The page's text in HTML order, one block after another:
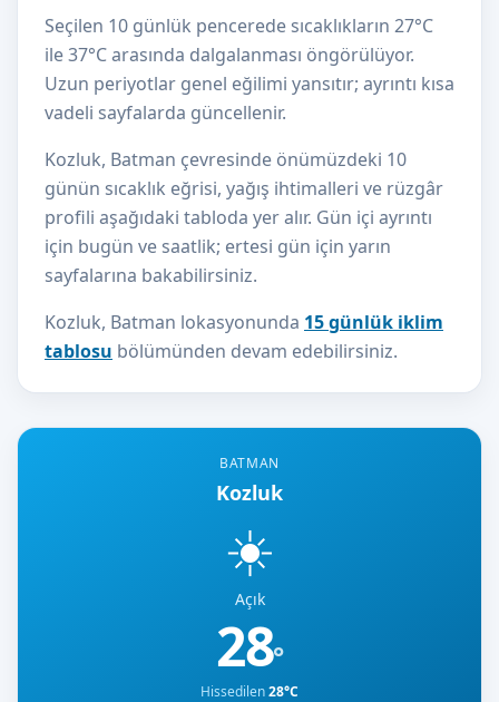
BATMAN
Kozluk
☀️
Açık
28°
Hissedilen28°C
Seçilen 10 günlük pencerede sıcaklıkların 27°C
ile 37°C arasında dalgalanması öngörülüyor.
Uzun periyotlar genel eğilimi yansıtır; ayrıntı kısa
vadeli sayfalarda güncellenir.
Kozluk, Batman çevresinde önümüzdeki 10
günün sıcaklık eğrisi, yağış ihtimalleri ve rüzgâr
profili aşağıdaki tabloda yer alır. Gün içi ayrıntı
için bugün ve saatlik; ertesi gün için yarın
sayfalarına bakabilirsiniz.
Kozluk, Batman lokasyonunda 15 günlük iklim
tablosu bölümünden devam edebilirsiniz.